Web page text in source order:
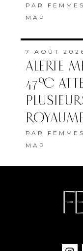
PAR
MAP
7 AOÛT
ALERTE
47°C
PAR
MAP